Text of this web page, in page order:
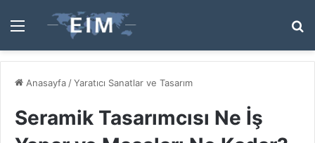
Menü
...
Anasayfa /Yaratıcı Sanatlar ve Tasarım
Seramik Tasarımcısı Ne İş